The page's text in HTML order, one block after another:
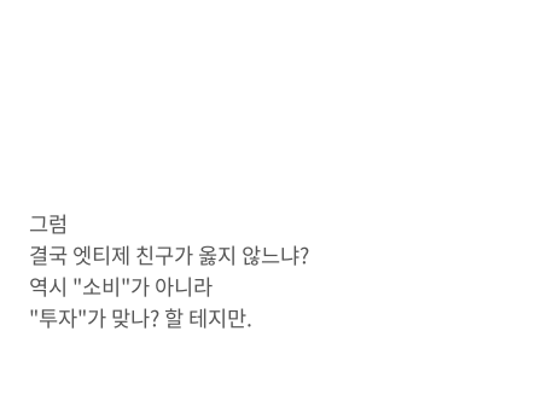
그럼
결국 엣티제 친구가 옳지 않느냐?
역시 "소비"가 아니라
"투자"가 맞나? 할 테지만.